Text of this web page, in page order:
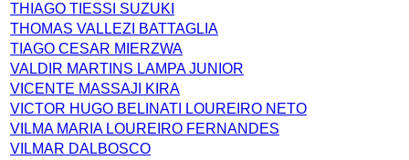
THIAGO TIESSI SUZUKI
THOMAS VALLEZI BATTAGLIA
TIAGO CESAR MIERZWA
VALDIR MARTINS LAMPA JUNIOR
VICENTE MASSAJI KIRA
VICTOR HUGO BELINATI LOUREIRO NETO
VILMA MARIA LOUREIRO FERNANDES
VILMAR DALBOSCO